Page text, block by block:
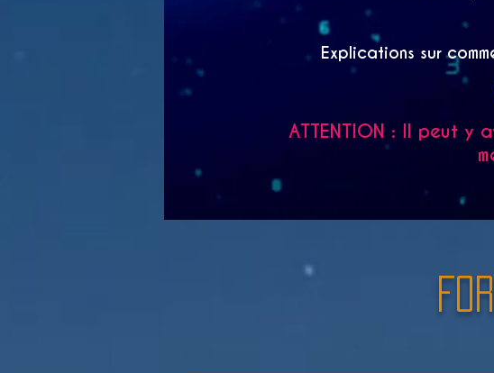
Explications sur
ATTENTION : Il peut y